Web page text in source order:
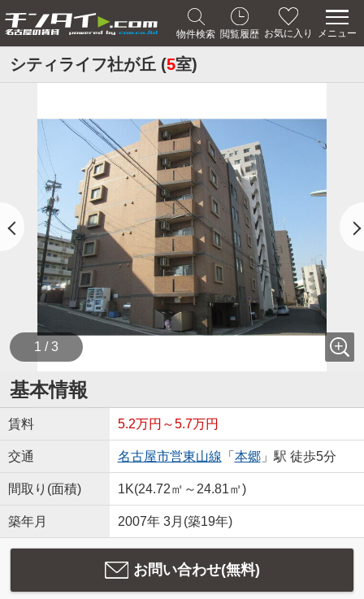
物件検索 閲覧履歴 お気に入り メニュー
シティライフ社が丘 (5室)
1 / 3
基本情報
賃料 5.2万円～5.7万円
交通 名古屋市営東山線 「 本郷」駅 徒歩5分
間取り(面積) 1K(24.72㎡～24.81㎡)
築年月 2007年 3月(築19年)
お問い合わせ(無料)